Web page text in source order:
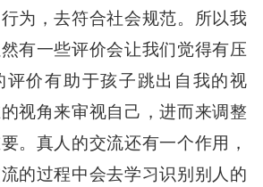
为，去符合社会规范。所以我
有一些评价会让我们觉得有压
评价有助于孩子跳出自我的视
视角来审视自己，进而来调整
。真人的交流还有一个作用，
的过程中会去学习识别别人的